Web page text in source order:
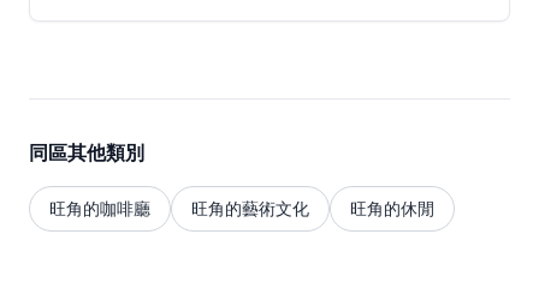
同區其他類別
旺角的咖啡廳 旺角的藝術文化 旺角的休閒